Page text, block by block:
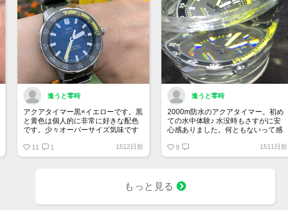
逢うと零時
アクアタイマー黒×イエローです。黒
と黄色は個人的に非常に好きな配色
です。少々オーバーサイズ気味です
す。
11 1 1512日前
逢うと零時
2000m防水のアクアタイマー。初め
ての水中体験♪ 水没時もさすがに安
心感ありました。何ともないって感
ので海の中で落としたら、海底まで
一直線ですね。
9 1511日前
もっと見る